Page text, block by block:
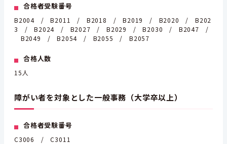
合格者受験番号
B2004 / B2011 / B2018 / B2019 / B2020 / B202
3 / B2024 / B2027 / B2029 / B2030 / B2047 /
B2049 / B2054 / B2055 / B2057
合格人数
15人
障がい者を対象とした一般事務（大学卒以上）
合格者受験番号
C3006 / C3011